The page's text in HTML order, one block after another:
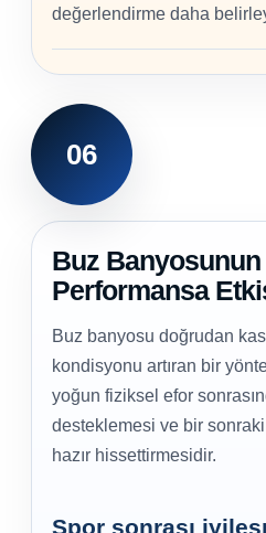
değerlendirme daha
06
Buz
Performansa
Buz banyosu doğrudan
kondisyonu artıran bir
yoğun fiziksel efor
desteklemesi ve bir
hazır hissettirmesidir.
Spor sonrası